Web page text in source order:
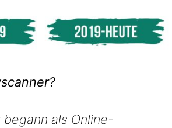
begann als Online-